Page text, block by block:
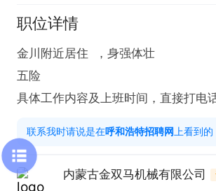
职位详情
金川附近居住  ，身强体壮
五险
具体工作内容及上班时间，直接打电
联系我时请说是在呼和浩特招聘网 上看到的
内蒙古金双马机械有限公司